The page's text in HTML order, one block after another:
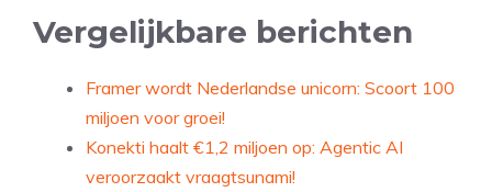
Vergelijkbare berichten
Framer wordt Nederlandse unicorn: Scoort 100
miljoen voor groei!
Konekti haalt €1,2 miljoen op: Agentic AI
veroorzaakt vraagtsunami!